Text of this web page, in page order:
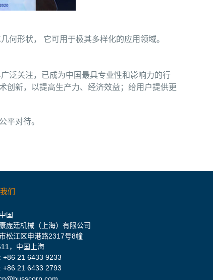
何形状， 它可用于极其多样化的应用领域。
泛关注，已成为中国最具专业性和影响力的行
创新，以提高生产力、经济效益；给用户提供更
平对待。
们
国
庞廷机械（上海）有限公司
市松江区申港路2317号8幢
，中国上海
+86 21 6433 9233
+86 21 6433 2793